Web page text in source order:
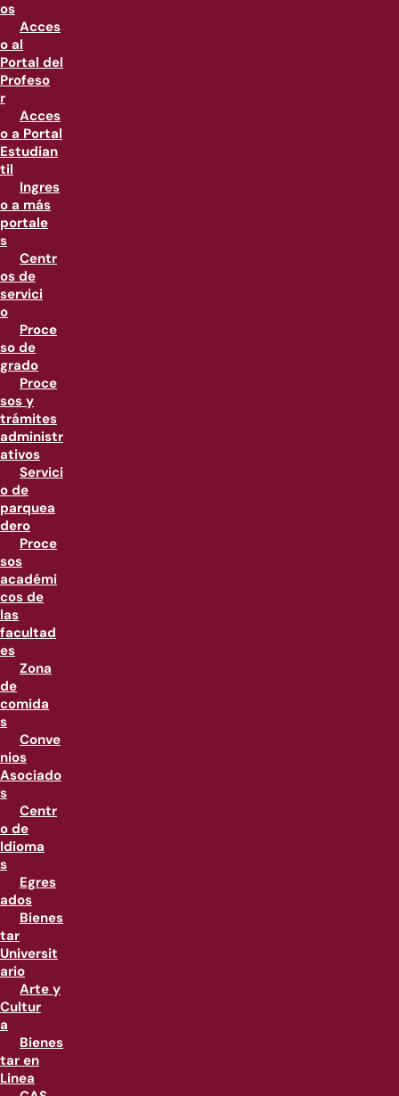
os
Acces
o al
Portal del
Profeso
r
Acces
o a Portal
Estudian
til
Ingres
o a más
portale
s
Centr
os de
servici
o
Proce
so de
grado
Proce
sos y
trámites
administr
ativos
Servici
o de
parquea
dero
Proce
sos
académi
cos de
las
facultad
es
Zona
de
comida
s
Conve
nios
Asociado
s
Centr
o de
Idioma
s
Egres
ados
Bienes
tar
Universit
ario
Arte y
Cultur
a
Bienes
tar en
Linea